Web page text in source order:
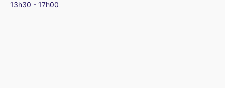
13h30 - 17h00